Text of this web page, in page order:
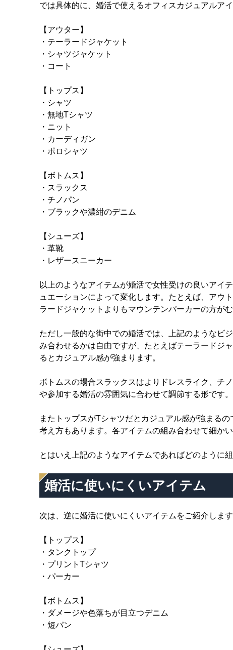
では具体的に、婚活で使えるオフィスカジュアルア
【アウター】
・テーラードジャケット
・シャツジャケット
・コート
【トップス】
・シャツ
・無地Tシャツ
・ニット
・カーディガン
・ポロシャツ
【ボトムス】
・スラックス
・チノパン
・ブラックや濃紺のデニム
【シューズ】
・革靴
・レザースニーカー
以上のようなアイテムが婚活で女性受けの良いアイ
ュエーションによって変化します。たとえば、アウ
ラードジャケットよりもマウンテンパーカーの方が
ただし一般的な街中での婚活では、上記のようなビ
み合わせるかは自由ですが、たとえばテーラードジ
るとカジュアル感が強まります。
ボトムスの場合スラックスはよりドレスライク、チ
や参加する婚活の雰囲気に合わせて調節する形です。
またトップスがTシャツだとカジュアル感が強まる
考え方もあります。各アイテムの組み合わせて細か
とはいえ上記のようなアイテムであればどのように
婚活に使いにくいアイテム
次は、逆に婚活に使いにくいアイテムをご紹介します
【トップス】
・タンクトップ
・プリントTシャツ
・パーカー
【ボトムス】
・ダメージや色落ちが目立つデニム
・短パン